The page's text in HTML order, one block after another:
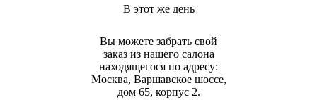
В этот же день
Вы можете забрать свой
заказ из нашего салона
находящегося по адресу:
Москва, Варшавское шоссе,
дом 65, корпус 2.